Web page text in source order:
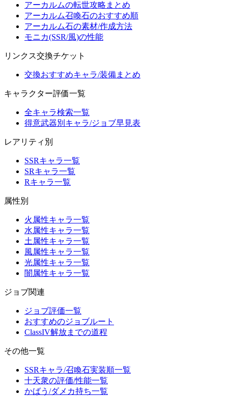
アーカルムの転世攻略まとめ
アーカルム召喚石のおすすめ順
アーカルム石の素材/作成方法
モニカ(SSR/風)の性能
リンクス交換チケット
交換おすすめキャラ/装備まとめ
キャラクター評価一覧
全キャラ検索一覧
得意武器別キャラ/ジョブ早見表
レアリティ別
SSRキャラ一覧
SRキャラ一覧
Rキャラ一覧
属性別
火属性キャラ一覧
水属性キャラ一覧
土属性キャラ一覧
風属性キャラ一覧
光属性キャラ一覧
闇属性キャラ一覧
ジョブ関連
ジョブ評価一覧
おすすめのジョブルート
ClassIV解放までの道程
その他一覧
SSRキャラ/召喚石実装順一覧
十天衆の評価/性能一覧
かばう/ダメカ持ち一覧